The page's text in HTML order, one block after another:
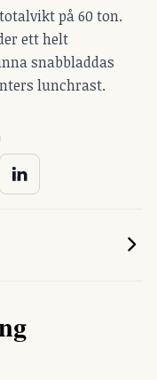
på 60 ton.
ett helt
snabbladdas
lunchrast.